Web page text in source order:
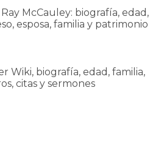
McCauley: biografía, edad,
esposa, familia y patrimonio
Wiki, biografía, edad, familia,
citas y sermones